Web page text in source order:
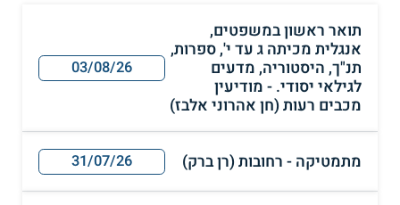
תואר ראשון במשפטים,
אנגלית מכיתה ג עד י', ספרות,
תנ"ך, היסטוריה, מדעים
לגילאי יסודי. - מודיעין
מכבים רעות (חן אהרוני אלבז)
03/08/26
מתמטיקה - רחובות (רן ברק) 31/07/26